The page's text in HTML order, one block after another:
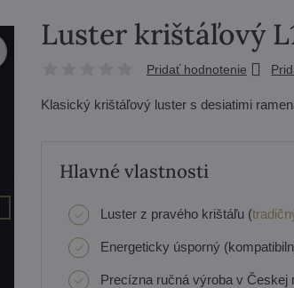
Luster krištáľový
Pridať hodnotenie
Klasický krištáľový luster s desiatimi
Hlavné vlastnosti
Luster z pravého krištáľu (
Energeticky úsporný
Precízna ručná výroba v Českej